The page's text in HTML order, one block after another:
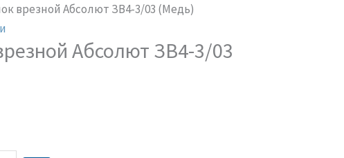
врезной Абсолют ЗВ4-3/03 (Медь)
Абсолют ЗВ4-3/03